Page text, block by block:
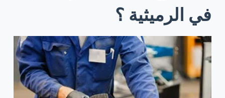
في الرميثية ؟